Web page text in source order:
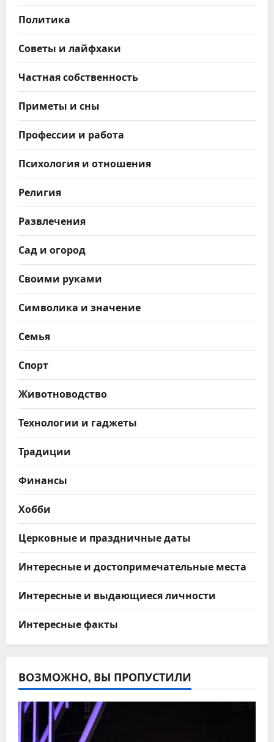
Политика
Советы и лайфхаки
Частная собственность
Приметы и сны
Профессии и работа
Психология и отношения
Религия
Развлечения
Сад и огород
Своими руками
Символика и значение
Семья
Спорт
Животноводство
Технологии и гаджеты
Традиции
Финансы
Хобби
Церковные и праздничные даты
Интересные и достопримечательные места
Интересные и выдающиеся личности
Интересные факты
ВОЗМОЖНО, ВЫ ПРОПУСТИЛИ